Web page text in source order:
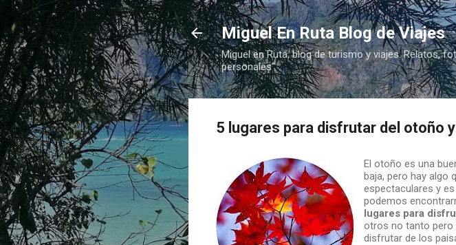
Ir al
Miguel En Ruta Blog de Viajes
Miguel en Ruta, blog de turismo y viajes. Relatos,
personales"
5 lugares para disfrutar del otoño
El otoño es una
baja, pero hay algo
espectaculares y
podemos
lugares para
otros no tanto pero
disfrutar de los